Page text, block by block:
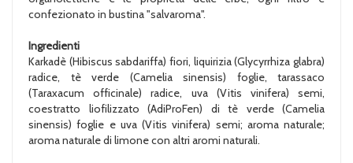
confezionato in bustina "salvaroma".
Ingredienti
Karkadè (Hibiscus sabdariffa) fiori, liquirizia (Glycyrrhiza glabra)
radice, tè verde (Camelia sinensis) foglie, tarassaco
(Taraxacum officinale) radice, uva (Vitis vinifera) semi,
coestratto liofilizzato (AdiProFen) di tè verde (Camelia
sinensis) foglie e uva (Vitis vinifera) semi; aroma naturale;
aroma naturale di limone con altri aromi naturali.